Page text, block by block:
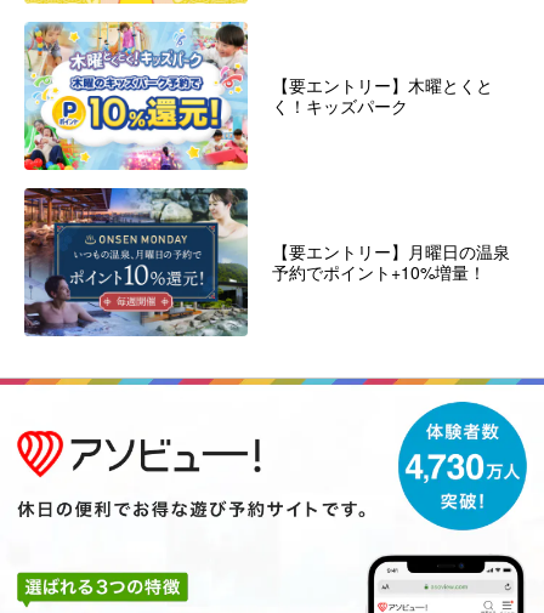
【要エントリー】木曜とくと
く！キッズパーク
【要エントリー】月曜日の温泉
予約でポイント+10%増量！